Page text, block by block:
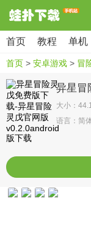
首页 教程 单机
首页 > 安卓游戏 > 冒
异星冒
大小：
语言：简